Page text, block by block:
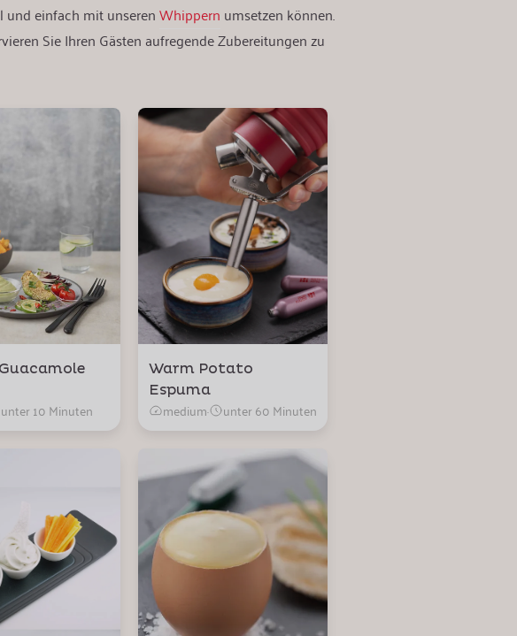
einfach mit unserenWhippern umsetzen können.
Sie Ihren Gästen aufregende Zubereitungen zu
unter 10 Minuten
Warm Potato
Espuma
medium· unter 60 Minuten